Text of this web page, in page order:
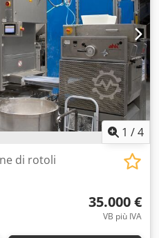
robusta
16 A Credpfsy H Utlox Af Ejf
x P 750 x A 1370 mm,
macchina usata
per panifici in magazzino!
1 /4
di rotoli
35.000 €
VB più IVA